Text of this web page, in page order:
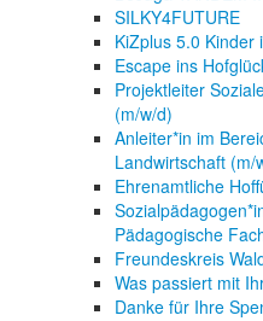
SILKY4FUTURE
KiZplus 5.0 Kinder
Escape ins
Projektleiter
(m/w/d)
Anleiter*in im
Landwirtschaft (m/
Ehrenamtliche
Pädagogische
Freundeskreis
Was passiert mit
Danke für Ihre